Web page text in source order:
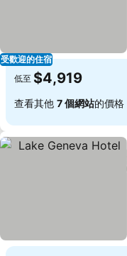
受歡迎的住宿
低至 $4,919
查看其他 7 個網站的價格